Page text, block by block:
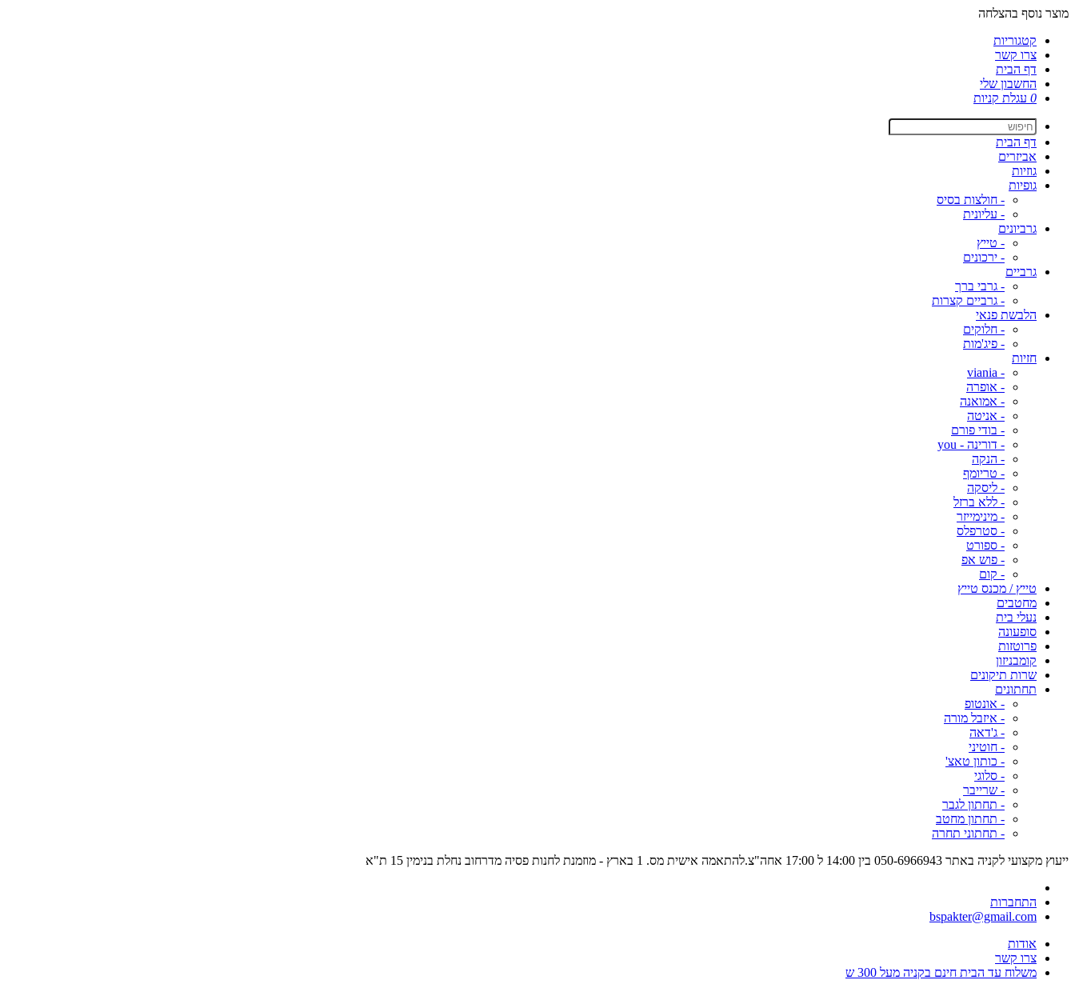
מוצר נוסף בהצלחה
קטגוריות
צרו קשר
דף הבית
החשבון שלי
0 עגלת קניות
דף הבית
אביזרים
גוזיות
גופיות
- חולצות בסיס
- עליונית
גרביונים
- טייץ
- ירכונים
גרביים
- גרבי ברך
- גרביים קצרות
הלבשת פנאי
- חלוקים
- פיג'מות
חזיות
- viania
- אופרה
- אמואנה
- אניטה
- בודי פורם
- דורינה - you
- הנקה
- טריומף
- ליסקה
- ללא ברזל
- מינימייזר
- סטרפלס
- ספורט
- פוש אפ
- קום
טייץ / מכנס טייץ
מחטבים
נעלי בית
סופעונה
פרוטזות
קומבניזון
שרות תיקונים
תחתונים
- אונטופ
- איזבל מורה
- ג'דאה
- חוטיני
- כותון טאצ'
- סלוגי
- שרייבר
- תחתון לגבר
- תחתון מחטב
- תחתוני תחרה
ייעוץ מקצועי לקניה באתר 050-6966943 בין 14:00 ל 17:00 אחה"צ.להתאמה אישית מס. 1 בארץ - מוזמנת לחנות פסיה מדרחוב נחלת בנימין 15 ת"א
התחברות
bspakter@gmail.com
אודות
צרו קשר
משלוח עד הבית חינם בקניה מעל 300 ש